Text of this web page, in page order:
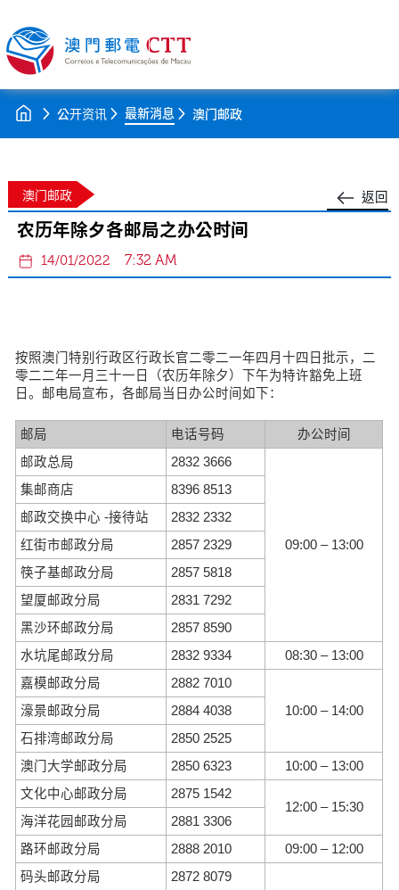
公开资讯 最新消息 澳门邮政
返回
澳门邮政
农历年除夕各邮局之办公时间
14/01/2022 7:32 AM
按照澳门特别行政区行政长官二零二一年四月十四日批示，二
零二二年一月三十一日（农历年除夕）下午为特许豁免上班
日。邮电局宣布，各邮局当日办公时间如下：
邮局 电话号码
办公时间
邮政总局
2832 3666
09:00 – 13:00
集邮商店
8396 8513
邮政交换中心 -接待站
2832 2332
红街市邮政分局
2857 2329
筷子基邮政分局
2857 5818
望厦邮政分局
2831 7292
黑沙环邮政分局
2857 8590
水坑尾邮政分局
2832 9334
08:30 – 13:00
嘉模邮政分局
2882 7010
10:00 – 14:00
濠景邮政分局
2884 4038
石排湾邮政分局
2850 2525
澳门大学邮政分局
2850 6323
10:00 – 13:00
文化中心邮政分局
2875 1542
12:00 – 15:30
海洋花园邮政分局
2881 3306
路环邮政分局
2888 2010
09:00 – 12:00
码头邮政分局
2872 8079